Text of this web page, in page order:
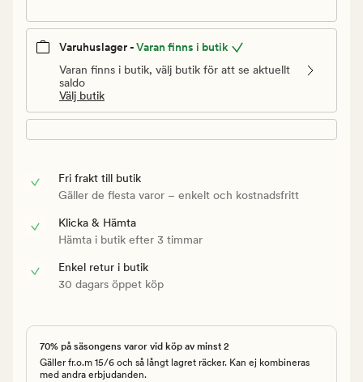
Varuhuslager -Varan finns i butik
Varan finns i butik, välj butik för att se aktuellt
saldo
Välj butik
Fri frakt till butik
Gäller de flesta varor – enkelt och kostnadsfritt
Klicka & Hämta
Hämta i butik efter 3 timmar
Enkel retur i butik
30 dagars öppet köp
70% på säsongens varor vid köp av minst 2
Gäller fr.o.m 15/6 och så långt lagret räcker. Kan ej kombineras
med andra erbjudanden.